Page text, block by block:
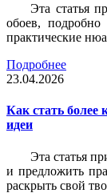
Эта статья
обоев,
практические
Подробнее
23.04.2026
Как стать
идеи
Эта статья
и предложить
раскрыть свой